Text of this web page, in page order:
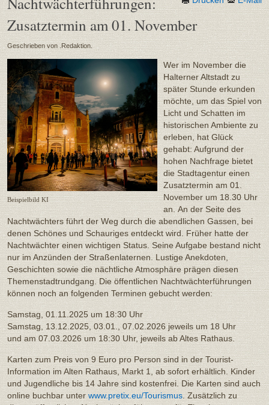
Zusatztermin am 01. November
Geschrieben von .Redaktion.
Beispielbild KI
Wer im November die
Halterner Altstadt zu
später Stunde erkunden
möchte, um das Spiel von
Licht und Schatten im
historischen Ambiente zu
erleben, hat Glück
gehabt: Aufgrund der
hohen Nachfrage bietet
die Stadtagentur einen
Zusatztermin am 01.
November um 18.30 Uhr
an. An der Seite des
Nachtwächters führt der Weg durch die abendlichen Gassen, bei
denen Schönes und Schauriges entdeckt wird. Früher hatte der
Nachtwächter einen wichtigen Status. Seine Aufgabe bestand nicht
nur im Anzünden der Straßenlaternen. Lustige Anekdoten,
Geschichten sowie die nächtliche Atmosphäre prägen diesen
Themenstadtrundgang. Die öffentlichen Nachtwächterführungen
können noch an folgenden Terminen gebucht werden:
Samstag, 01.11.2025 um 18:30 Uhr
Samstag, 13.12.2025, 03.01., 07.02.2026 jeweils um 18 Uhr
und am 07.03.2026 um 18:30 Uhr, jeweils ab Altes Rathaus.
Karten zum Preis von 9 Euro pro Person sind in der Tourist-
Information im Alten Rathaus, Markt 1, ab sofort erhältlich. Kinder
und Jugendliche bis 14 Jahre sind kostenfrei. Die Karten sind auch
online buchbar unterwww.pretix.eu/Tourismus. Zusätzlich zu